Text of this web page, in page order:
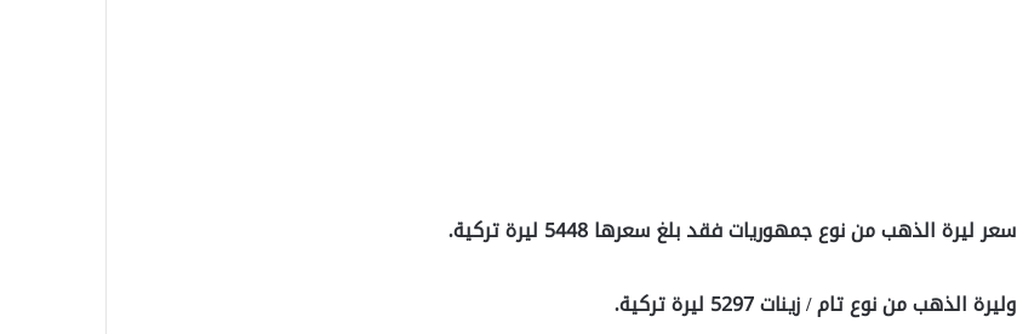
سعر ليرة الذهب من نوع جمهوريات فقد بلغ سعرها 5448 ليرة تركية.
وليرة الذهب من نوع تام / زينات 5297 ليرة تركية.